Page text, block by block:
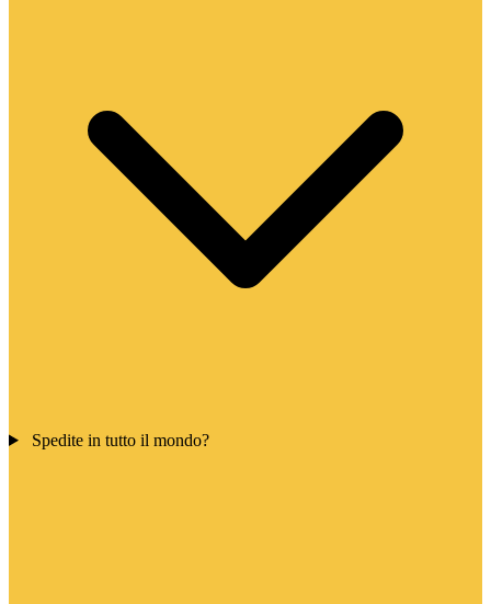
Spedite in tutto il mondo?